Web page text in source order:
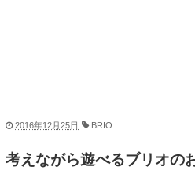
2016年12月25日 BRIO
考えながら遊べるブリオの